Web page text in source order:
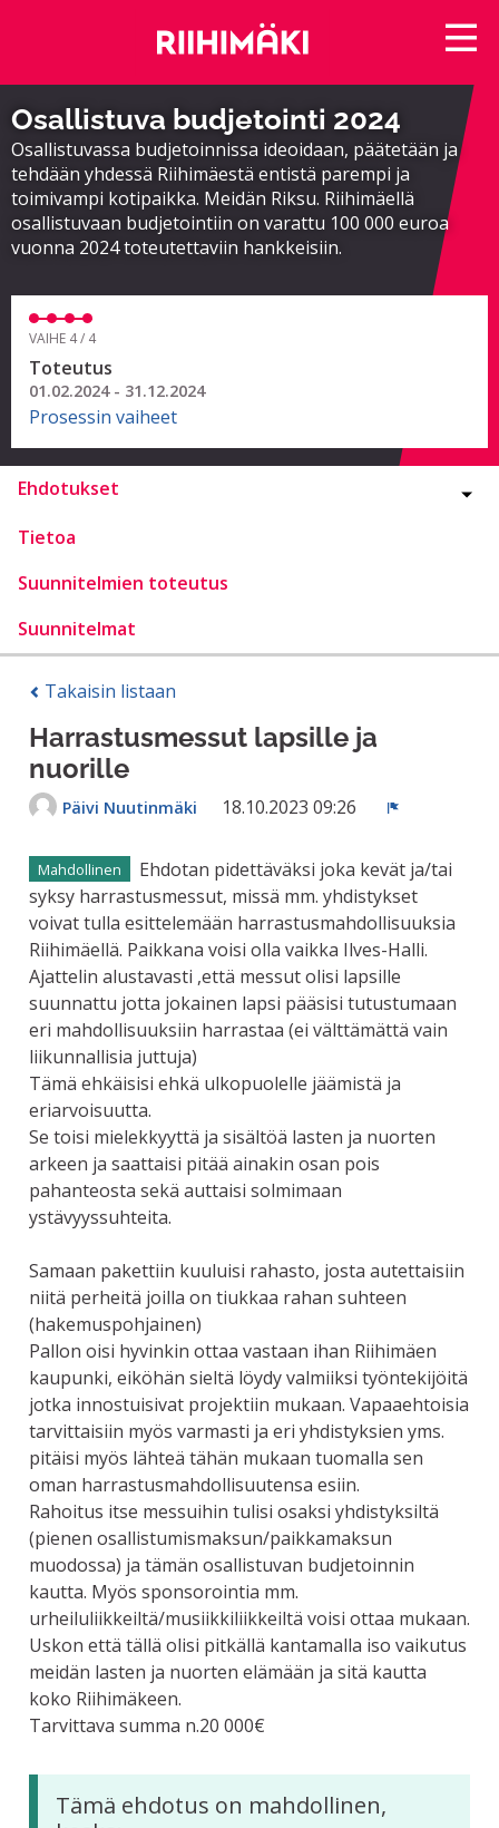
Osallistuva budjetointi 2024
Osallistuvassa budjetoinnissa ideoidaan, päätetään ja
tehdään yhdessä Riihimäestä entistä parempi ja
toimivampi kotipaikka. Meidän Riksu. Riihimäellä
osallistuvaan budjetointiin on varattu 100 000 euroa
vuonna 2024 toteutettaviin hankkeisiin.
VAIHE 4 / 4
Toteutus
01.02.2024 - 31.12.2024
Prosessin vaiheet
Ehdotukset
Tietoa
Suunnitelmien toteutus
Suunnitelmat
Takaisin listaan
Harrastusmessut lapsille ja
nuorille
Päivi Nuutinmäki 18.10.2023 09:26
Mahdollinen
Ehdotan pidettäväksi joka kevät ja/tai
syksy harrastusmessut, missä mm. yhdistykset
voivat tulla esittelemään harrastusmahdollisuuksia
Riihimäellä. Paikkana voisi olla vaikka Ilves-Halli.
Ajattelin alustavasti ,että messut olisi lapsille
suunnattu jotta jokainen lapsi pääsisi tutustumaan
eri mahdollisuuksiin harrastaa (ei välttämättä vain
liikunnallisia juttuja)
Tämä ehkäisisi ehkä ulkopuolelle jäämistä ja
eriarvoisuutta.
Se toisi mielekkyyttä ja sisältöä lasten ja nuorten
arkeen ja saattaisi pitää ainakin osan pois
pahanteosta sekä auttaisi solmimaan
ystävyyssuhteita.
Samaan pakettiin kuuluisi rahasto, josta autettaisiin
niitä perheitä joilla on tiukkaa rahan suhteen
(hakemuspohjainen)
Pallon oisi hyvinkin ottaa vastaan ihan Riihimäen
kaupunki, eiköhän sieltä löydy valmiiksi työntekijöitä
jotka innostuisivat projektiin mukaan. Vapaaehtoisia
tarvittaisiin myös varmasti ja eri yhdistyksien yms.
pitäisi myös lähteä tähän mukaan tuomalla sen
oman harrastusmahdollisuutensa esiin.
Rahoitus itse messuihin tulisi osaksi yhdistyksiltä
(pienen osallistumismaksun/paikkamaksun
muodossa) ja tämän osallistuvan budjetoinnin
kautta. Myös sponsorointia mm.
urheiluliikkeiltä/musiikkiliikkeiltä voisi ottaa mukaan.
Uskon että tällä olisi pitkällä kantamalla iso vaikutus
meidän lasten ja nuorten elämään ja sitä kautta
koko Riihimäkeen.
Tarvittava summa n.20 000€
Tämä ehdotus on mahdollinen,